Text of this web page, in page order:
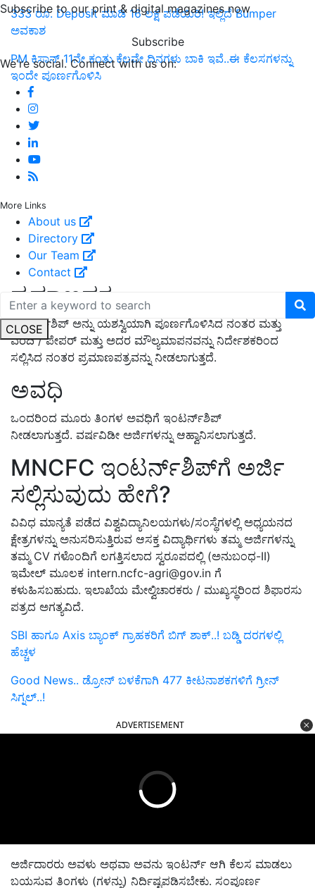
Subscribe to our print & digital magazines now
Subscribe
We're social. Connect with us on:
More Links
About us
Directory
Our Team
Contact
CLOSE
333 ರೂ. Deposit ಮಾಡಿ 16 ಲಕ್ಷ ಪಡೆಯಿರಿ! ಇಲ್ಲಿದೆ Bumper
ಅವಕಾಶ
PM ಕಿಸಾನ್ 11ನೇ ಕಂತು ಕೆಲವೇ ದಿನಗಳು ಬಾಕಿ ಇವೆ..ಈ ಕೆಲಸಗಳನ್ನು
ಇಂದೇ ಪೂರ್ಣಗೊಳಿಸಿ
ಪ್ರಮಾಣಪತ್ರ
ಇಂಟರ್ನ್‌ಶಿಪ್ ಅನ್ನು ಯಶಸ್ವಿಯಾಗಿ ಪೂರ್ಣಗೊಳಿಸಿದ ನಂತರ ಮತ್ತು
ವರದಿ / ಪೇಪರ್ ಮತ್ತು ಅದರ ಮೌಲ್ಯಮಾಪನವನ್ನು ನಿರ್ದೇಶಕರಿಂದ
ಸಲ್ಲಿಸಿದ ನಂತರ ಪ್ರಮಾಣಪತ್ರವನ್ನು ನೀಡಲಾಗುತ್ತದೆ.
ಅವಧಿ
ಒಂದರಿಂದ ಮೂರು ತಿಂಗಳ ಅವಧಿಗೆ ಇಂಟರ್ನ್‌ಶಿಪ್
ನೀಡಲಾಗುತ್ತದೆ. ವರ್ಷವಿಡೀ ಅರ್ಜಿಗಳನ್ನು ಆಹ್ವಾನಿಸಲಾಗುತ್ತದೆ.
MNCFC ಇಂಟರ್ನ್‌ಶಿಪ್‌ಗೆ ಅರ್ಜಿ
ಸಲ್ಲಿಸುವುದು ಹೇಗೆ?
ವಿವಿಧ ಮಾನ್ಯತೆ ಪಡೆದ ವಿಶ್ವವಿದ್ಯಾನಿಲಯಗಳು/ಸಂಸ್ಥೆಗಳಲ್ಲಿ ಅಧ್ಯಯನದ
ಕ್ಷೇತ್ರಗಳನ್ನು ಅನುಸರಿಸುತ್ತಿರುವ ಆಸಕ್ತ ವಿದ್ಯಾರ್ಥಿಗಳು ತಮ್ಮ ಅರ್ಜಿಗಳನ್ನು
ತಮ್ಮ CV ಗಳೊಂದಿಗೆ ಲಗತ್ತಿಸಲಾದ ಸ್ವರೂಪದಲ್ಲಿ (ಅನುಬಂಧ-II)
ಇಮೇಲ್ ಮೂಲಕ intern.ncfc-agri@gov.in ಗೆ
ಕಳುಹಿಸಬಹುದು. ಇಲಾಖೆಯ ಮೇಲ್ವಿಚಾರಕರು / ಮುಖ್ಯಸ್ಥರಿಂದ ಶಿಫಾರಸು
ಪತ್ರದ ಅಗತ್ಯವಿದೆ.
SBI ಹಾಗೂ Axis ಬ್ಯಾಂಕ್‌ ಗ್ರಾಹಕರಿಗೆ ಬಿಗ್‌ ಶಾಕ್..! ಬಡ್ಡಿ ದರಗಳಲ್ಲಿ
ಹೆಚ್ಚಳ
Good News.. ಡ್ರೋನ್ ಬಳಕೆಗಾಗಿ 477 ಕೀಟನಾಶಕಗಳಿಗೆ ಗ್ರೀನ್
ಸಿಗ್ನಲ್..!
ADVERTISEMENT
ಅರ್ಜಿದಾರರು ಅವಳು ಅಥವಾ ಅವನು ಇಂಟರ್ನ್ ಆಗಿ ಕೆಲಸ ಮಾಡಲು
ಬಯಸುವ ತಿಂಗಳು (ಗಳನ್ನು) ನಿರ್ದಿಷ್ಟಪಡಿಸಬೇಕು. ಸಂಪೂರ್ಣ